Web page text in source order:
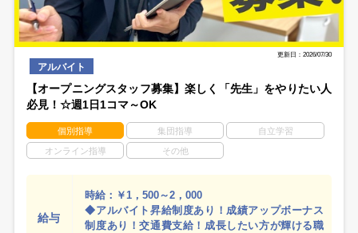
更新日：2026/07/30
アルバイト
【オープニングスタッフ募集】楽しく「先生」をやりたい人
必見！☆週1日1コマ～OK
個別指導 集団指導 自立学習
オンライン指導 その他
給与
時給：￥1，500～2，000
◆アルバイト昇給制度あり！成績アップボーナス
制度あり！交通費支給！成長したい方が輝ける職